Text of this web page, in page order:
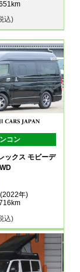
込)
コン
ックス モビーデ
年)
込)